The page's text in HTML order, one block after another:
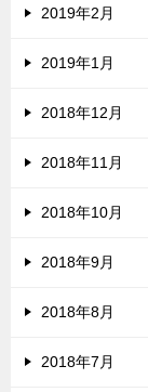
2019年2月
2019年1月
2018年12月
2018年11月
2018年10月
2018年9月
2018年8月
2018年7月